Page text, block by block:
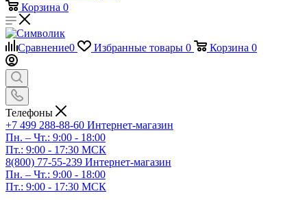
Корзина 0
Сравнение0 Избранные товары 0 Корзина 0
Телефоны
+7 499 288-88-60 Интернет-магазин
Пн. – Чт.: 9:00 - 18:00
Пт.: 9:00 - 17:30 МСК
8(800) 77-55-239 Интернет-магазин
Пн. – Чт.: 9:00 - 18:00
Пт.: 9:00 - 17:30 МСК